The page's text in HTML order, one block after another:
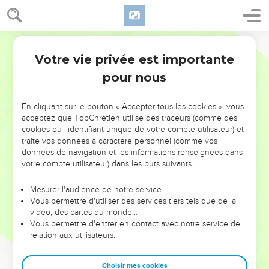
NE MANQUEZ PAS L’ÉVÉNEMENT
DE L’ANNÉE !
ET SI LEURS ERREURS POUVAIENT VOUS ÉVITER LES
VOTRES ?
leur foi ou leur vision. Mais on voit moins les doutes, les erreurs
et les saisons difficiles qu'ils ont traversés, alors même que ce
sont elles qui les ont façonnés.
Dans cette conférence, leaders, entrepreneurs, et responsables
clés pour avancer avec plus de sagesse afin que leurs erreurs
Votre vie privée est importante
pour nous
En cliquant sur le bouton « Accepter tous les cookies », vous
acceptez que TopChrétien utilise des traceurs (comme des
cookies ou l'identifiant unique de votre compte utilisateur) et
traite vos données à caractère personnel (comme vos
données de navigation et les informations renseignées dans
votre compte utilisateur) dans les buts suivants :
Mesurer l'audience de notre service
Vous permettre d'utiliser des services tiers tels que de la
vidéo, des cartes du monde…
Vous permettre d'entrer en contact avec notre service de
relation aux utilisateurs.
Choisir mes cookies